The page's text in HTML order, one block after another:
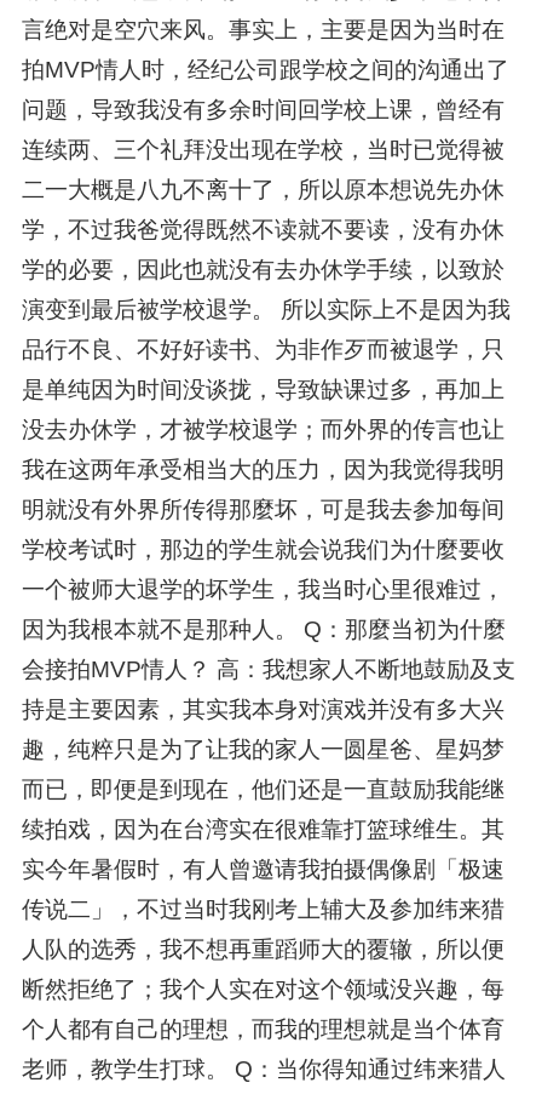
言绝对是空穴来风。事实上，主要是因为当时在
拍MVP情人时，经纪公司跟学校之间的沟通出了
问题，导致我没有多余时间回学校上课，曾经有
连续两、三个礼拜没出现在学校，当时已觉得被
二一大概是八九不离十了，所以原本想说先办休
学，不过我爸觉得既然不读就不要读，没有办休
学的必要，因此也就没有去办休学手续，以致於
演变到最后被学校退学。 所以实际上不是因为我
品行不良、不好好读书、为非作歹而被退学，只
是单纯因为时间没谈拢，导致缺课过多，再加上
没去办休学，才被学校退学；而外界的传言也让
我在这两年承受相当大的压力，因为我觉得我明
明就没有外界所传得那麼坏，可是我去参加每间
学校考试时，那边的学生就会说我们为什麼要收
一个被师大退学的坏学生，我当时心里很难过，
因为我根本就不是那种人。 Q：那麼当初为什麼
会接拍MVP情人？ 高：我想家人不断地鼓励及支
持是主要因素，其实我本身对演戏并没有多大兴
趣，纯粹只是为了让我的家人一圆星爸、星妈梦
而已，即便是到现在，他们还是一直鼓励我能继
续拍戏，因为在台湾实在很难靠打篮球维生。其
实今年暑假时，有人曾邀请我拍摄偶像剧「极速
传说二」，不过当时我刚考上辅大及参加纬来猎
人队的选秀，我不想再重蹈师大的覆辙，所以便
断然拒绝了；我个人实在对这个领域没兴趣，每
个人都有自己的理想，而我的理想就是当个体育
老师，教学生打球。 Q：当你得知通过纬来猎人